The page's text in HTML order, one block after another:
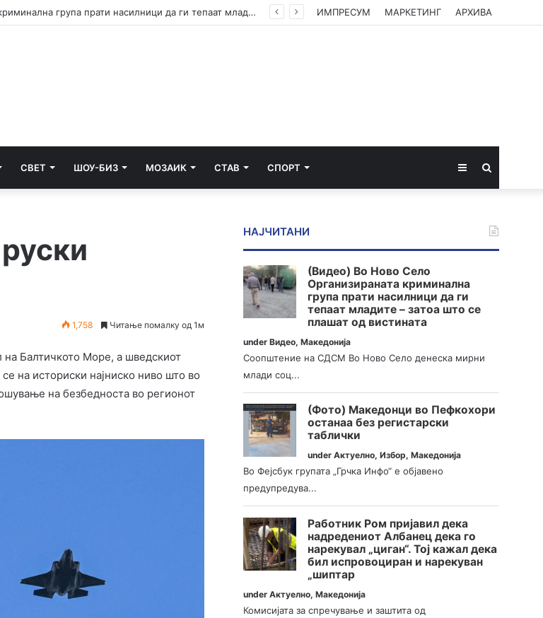
(Видео) Во Ново Село Организираната криминална група прати насилници да ги тепаат младите – затоа што се плашат од вистината ИМПРЕСУМ МАРКЕТИНГ АРХИВА
СВЕТ ШОУ-БИЗ МОЗАИК СТАВ СПОРТ Sidebar
1,758 Читање помалку од 1м
на Балтичкото Море, а шведскиот
на историски најниско ниво што во
на безбедноста во регионот
НАЈЧИТАНИ
(Видео) Во Ново Село
Организираната криминална
група прати насилници да ги
тепаат младите – затоа што се
плашат од вистината
underВидео,Македонија
Соопштение на СДСМ Во Ново Село денеска мирни
млади соц...
(Фото) Македонци во Пефкохори
останаа без регистарски
таблички
underАктуелно,Избор,Македонија
Во Фејсбук групата „Грчка Инфо“ е објавено
предупредува...
Работник Ром пријавил дека
надредениот Албанец дека го
нарекувал „циган“. Тој кажал дека
бил испровоциран и нарекуван
„шиптар
underАктуелно,Македонија
Комисијата за спречување и заштита од